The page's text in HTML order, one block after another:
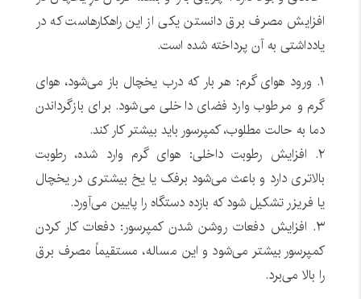
افزایش مصرف برق دانستن یکی از این راهکارهاست که در
یادداشتی به آن پرداخته شده است.
۱. ورود هوای گرم: هر بار که درب یخچال باز می‌شود، هوای
گرم و مرطوب وارد فضای داخلی می‌شود. برای بازگرداندن
دما به حالت مطلوب، کمپرسور باید بیشتر کار کند.
۲. افزایش رطوبت داخلی: هوای گرم وارد شده، رطوبت
بالاتری دارد و باعث می‌شود برفک یا یخ بیشتری در یخچال
یا فریزر تشکیل شود که بازده دستگاه را پایین می‌آورد.
۳. افزایش دفعات روشن شدن کمپرسور: دفعات کار کردن
کمپرسور بیشتر می‌شود و این مساله، مستقیماً مصرف برق
را بالا می‌برد.